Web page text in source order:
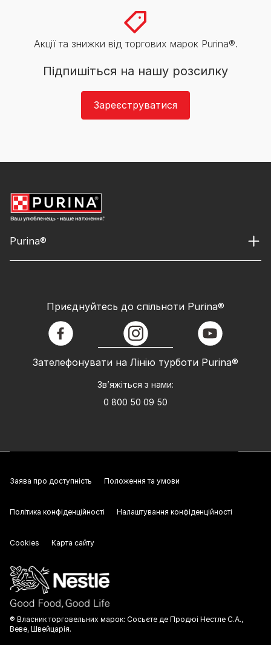
Акції та знижки від торгових марок Purina®.
Підпишіться на нашу розсилку
Зареєструватися
Purina®
Зателефонувати на Лінію турботи Purina®
Зв’яжіться з нами:
0 800 50 09 50
Приєднуйтесь до спільноти Purina®
facebook instagram youtube
® Власник торговельних марок: Сосьєте де Продюі Нестле С.А.,
Веве, Швейцарія.
Заява про доступність Положення та умови
Політика конфіденційності Налаштування конфіденційності
Cookies Карта сайту